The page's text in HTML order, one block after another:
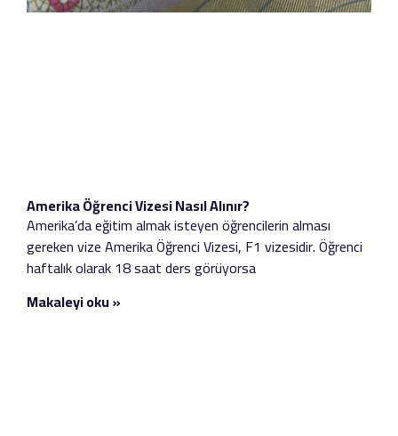
Amerika Öğrenci Vizesi Nasıl Alınır?
Amerika’da eğitim almak isteyen öğrencilerin alması
gereken vize Amerika Öğrenci Vizesi, F1 vizesidir. Öğrenci
haftalık olarak 18 saat ders görüyorsa
Makaleyi oku »